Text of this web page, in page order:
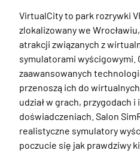
VirtualCity to park rozrywki
zlokalizowany we
atrakcji związanych z
symulatorami wyścigowymi.
zaawansowanych
przenoszą ich do
udział w grach, przygodach
doświadczeniach. Salon
realistyczne symulatory
poczucie się jak prawdziwy